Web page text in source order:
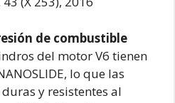
de combustible
del motor V6 tienen
lo que las
y resistentes al